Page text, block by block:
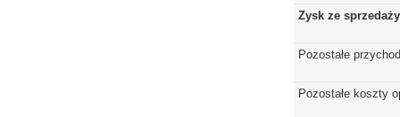
Zysk ze sprzedaży
Pozostałe
Pozostałe koszty